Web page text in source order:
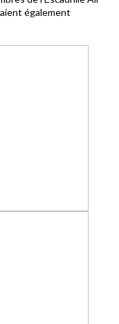
également